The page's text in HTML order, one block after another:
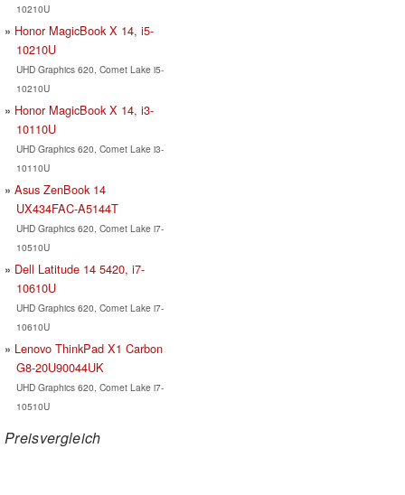
10210U
Honor MagicBook X 14, i5-
10210U
UHD Graphics 620, Comet Lake i5-
10210U
Honor MagicBook X 14, i3-
10110U
UHD Graphics 620, Comet Lake i3-
10110U
Asus ZenBook 14
UX434FAC-A5144T
UHD Graphics 620, Comet Lake i7-
10510U
Dell Latitude 14 5420, i7-
10610U
UHD Graphics 620, Comet Lake i7-
10610U
Lenovo ThinkPad X1 Carbon
G8-20U90044UK
UHD Graphics 620, Comet Lake i7-
10510U
Preisvergleich